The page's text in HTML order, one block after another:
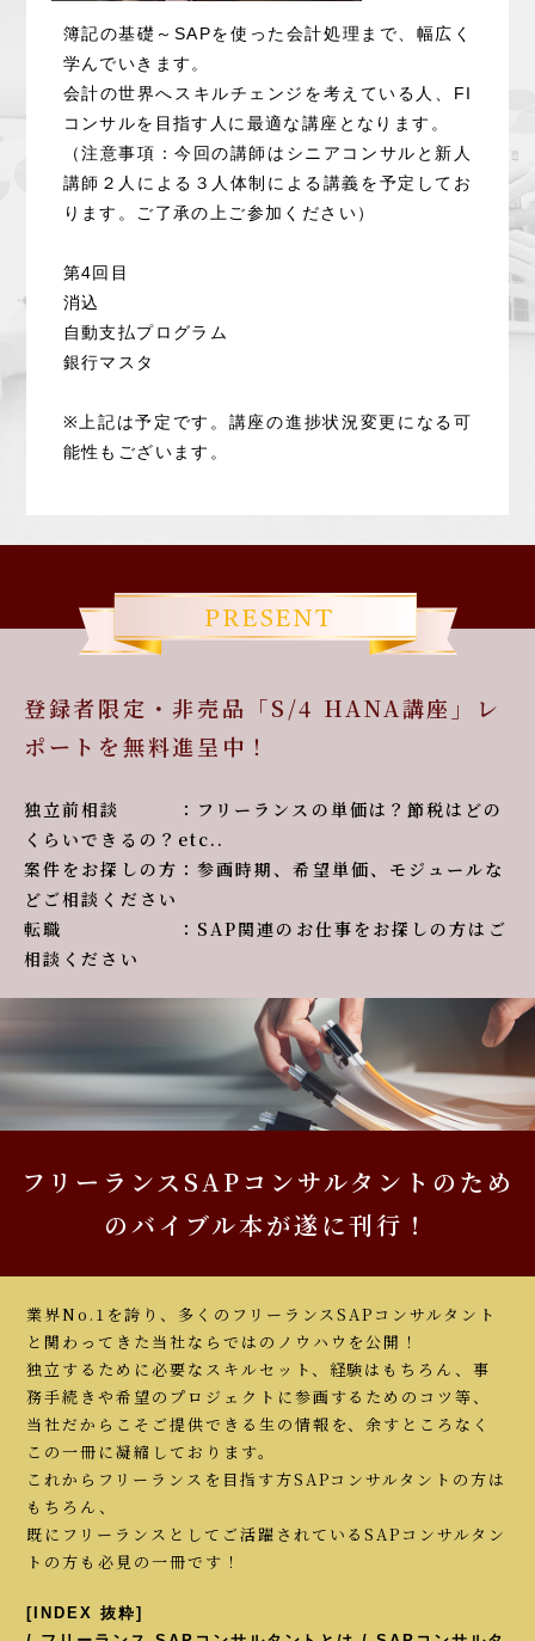
簿記の基礎～SAPを使った会計処理まで、幅広く
学んでいきます。
会計の世界へスキルチェンジを考えている人、FI
コンサルを目指す人に最適な講座となります。
（注意事項：今回の講師はシニアコンサルと新人
講師２人による３人体制による講義を予定してお
ります。ご了承の上ご参加ください）
第4回目
消込
自動支払プログラム
銀行マスタ
※上記は予定です。講座の進捗状況変更になる可
能性もございます。
登録者限定・非売品「S/4 HANA講座」レ
ポートを無料進呈中！
独立前相談 ：フリーランスの単価は？節税はどの
くらいできるの？etc..
案件をお探しの方：参画時期、希望単価、モジュールな
どご相談ください
転職 ：SAP関連のお仕事をお探しの方はご
相談ください
フリーランスSAPコンサルタントのため
のバイブル本が遂に刊行！
業界No.1を誇り、多くのフリーランスSAPコンサルタント
と関わってきた当社ならではのノウハウを公開！
独立するために必要なスキルセット、経験はもちろん、事
務手続きや希望のプロジェクトに参画するためのコツ等、
当社だからこそご提供できる生の情報を、余すところなく
この一冊に凝縮しております。
これからフリーランスを目指す方SAPコンサルタントの方は
もちろん、
既にフリーランスとしてご活躍されているSAPコンサルタン
トの方も必見の一冊です！
[INDEX 抜粋]